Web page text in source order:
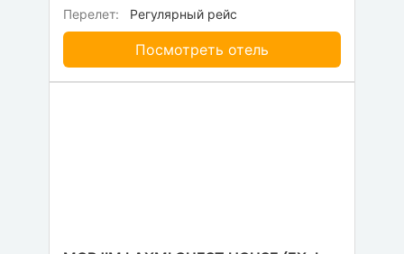
Перелет:
Регулярный рейс
Посмотреть отель